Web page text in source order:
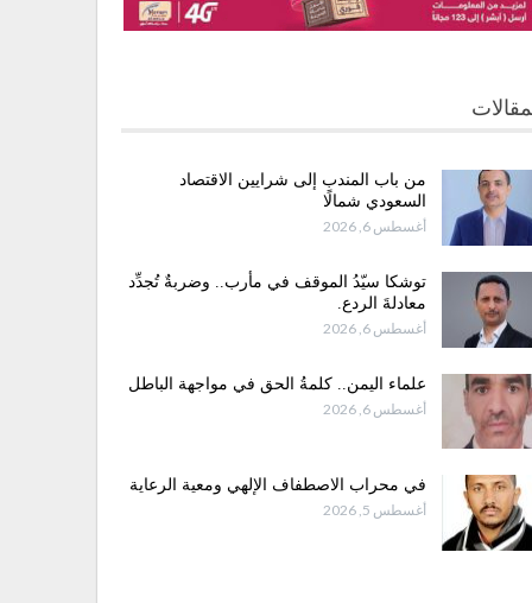
من باب المندب إلى شرايين الاقتصاد
السعودي شمالًا
أغسطس 6, 2026
توشكا سيّدُ الموقف في مأرب.. وضربةٌ تُجدِّد
معادلةَ الردع.
أغسطس 6, 2026
علماء اليمن.. كلمةُ الحق في مواجهة الباطل
أغسطس 6, 2026
في محراب الاصطفاف الإلهي ومعية الرعاية
أغسطس 5, 2026